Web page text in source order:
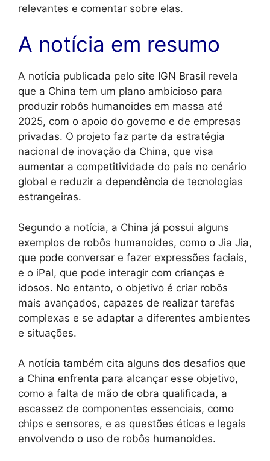
relevantes e comentar sobre elas.
A notícia em resumo
A notícia publicada pelo site IGN Brasil revela
que a China tem um plano ambicioso para
produzir robôs humanoides em massa até
2025, com o apoio do governo e de empresas
privadas. O projeto faz parte da estratégia
nacional de inovação da China, que visa
aumentar a competitividade do país no cenário
global e reduzir a dependência de tecnologias
estrangeiras.
Segundo a notícia, a China já possui alguns
exemplos de robôs humanoides, como o Jia Jia,
que pode conversar e fazer expressões faciais,
e o iPal, que pode interagir com crianças e
idosos. No entanto, o objetivo é criar robôs
mais avançados, capazes de realizar tarefas
complexas e se adaptar a diferentes ambientes
e situações.
A notícia também cita alguns dos desafios que
a China enfrenta para alcançar esse objetivo,
como a falta de mão de obra qualificada, a
escassez de componentes essenciais, como
chips e sensores, e as questões éticas e legais
envolvendo o uso de robôs humanoides.